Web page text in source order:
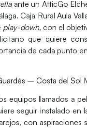
ante un AtticGo
Caja Rural Aula
play-down, con el
que quiere
de cada punto
– Costa del Sol
equipos llamados a
seguir instalado en
con